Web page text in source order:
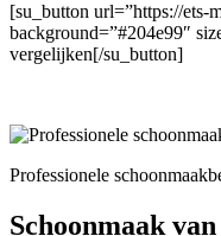
[su_button url=”https://ets-
background=”#204e99″
vergelijken[/su_button]
Professionele
Schoonmaak